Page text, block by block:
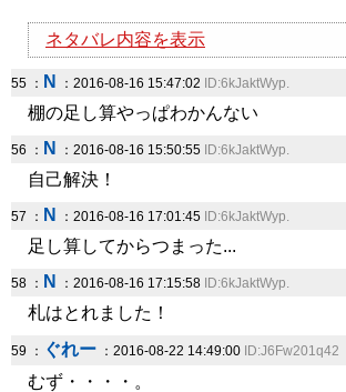
ネタバレ内容を表示
55 ： N ：2016-08-16 15:47:02 ID:6kJaktWyp.
棚の足し算やっぱわかんない
56 ： N ：2016-08-16 15:50:55 ID:6kJaktWyp.
自己解決！
57 ： N ：2016-08-16 17:01:45 ID:6kJaktWyp.
足し算してからつまった...
58 ： N ：2016-08-16 17:15:58 ID:6kJaktWyp.
札はとれました！
59 ： ぐれー ：2016-08-22 14:49:00 ID:J6Fw201q42
むず・・・・。